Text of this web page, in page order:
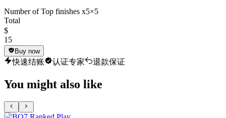
Number of Top finishes x5×5
Total
$
15
Buy now
快速结账 认证专家 退款保证
You might also like